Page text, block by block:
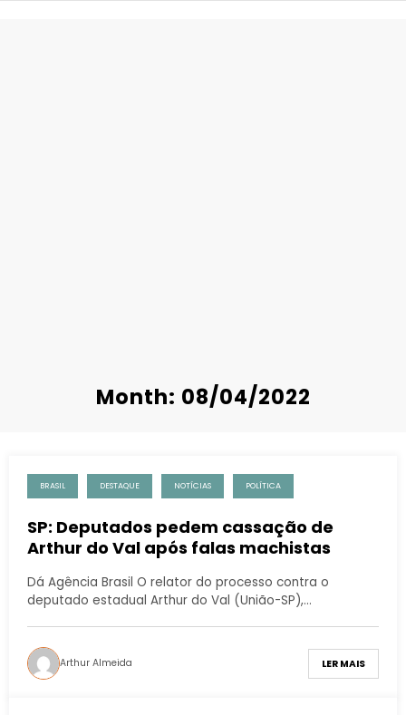
Month: 08/04/2022
BRASIL DESTAQUE NOTÍCIAS POLÍTICA
SP: Deputados pedem cassação de
Arthur do Val após falas machistas
Dá Agência Brasil O relator do processo contra o
deputado estadual Arthur do Val (União-SP),…
Arthur Almeida LER MAIS